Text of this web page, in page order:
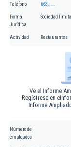
Teléfono 663.....
Forma
Jurídica
Sociedad
Actividad Restaurantes
Ve el Informe
Regístrese en
Informe
Número de
empleados